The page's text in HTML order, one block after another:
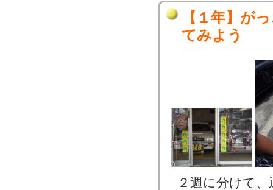
【１年】が
てみよう
２週に分けて、